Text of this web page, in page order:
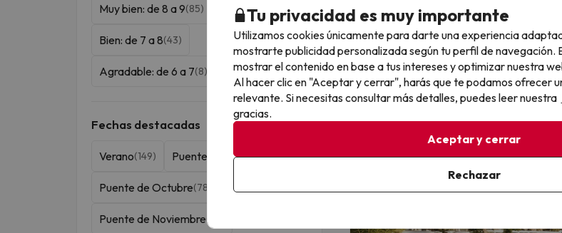
Gran Hotel del Coto
Matalascañas, Huelva Pensión
Consejo del experto Un acceso privado
todos los servicios; al otro, la
Cancelación GRATIS hasta 8 días
Muy bien: de 8 a 9(85)
Bien: de 7 a 8(43)
Agradable: de 6 a 7(8)
Fechas destacadas
Verano(149) Puente de Agosto(121)
Puente de Octubre(78)
Puente de Noviembre
Tu privacidad es muy importante
Utilizamos cookies únicamente para darte una experiencia
mostrarte publicidad personalizada según tu perfil de navegación.
mostrar el contenido en base a tus intereses y optimizar nuestra
Al hacer clic en "Aceptar y cerrar", harás que te podamos ofrecer
relevante. Si necesitas consultar más detalles, puedes leer nuestra
gracias.
Aceptar y cerrar
Rechazar